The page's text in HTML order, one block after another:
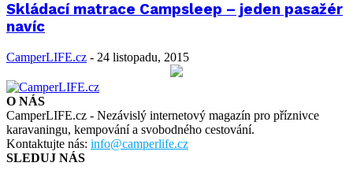
Skládací matrace Campsleep – jeden pasažér
navíc
CamperLIFE.cz - 24 listopadu, 2015
O NÁS
CamperLIFE.cz - Nezávislý internetový magazín pro příznivce
karavaningu, kempování a svobodného cestování.
Kontaktujte nás: info@camperlife.cz
SLEDUJ NÁS